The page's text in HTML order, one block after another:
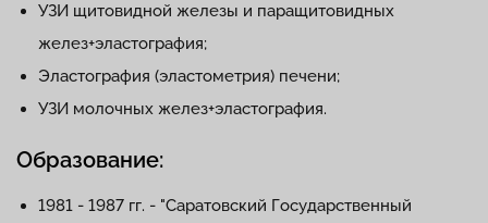
УЗИ щитовидной железы и паращитовидных
желез+эластография;
Эластография (эластометрия) печени;
УЗИ молочных желез+эластография.
Образование:
1981 - 1987 гг. - "Саратовский Государственный